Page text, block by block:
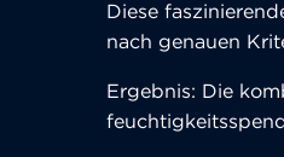
Diese
nach genauen
Ergebnis: Die